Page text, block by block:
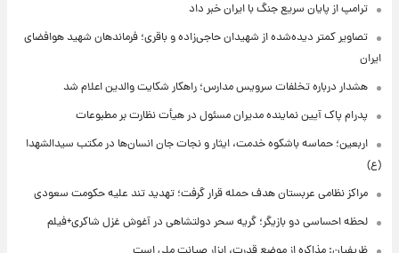
ترامپ از پایان سریع جنگ با ایران خبر داد
تصاویر کمتر دیده‌شده از شهیدان حاجی‌زاده و باقری؛ فرماندهان شهید هوافضای
ایران
هشدار درباره تخلفات سرویس مدارس؛ راهکار شکایت والدین اعلام شد
پدرام پاک آیین نماینده مدیران مسئول در هیأت نظارت بر مطبوعات
اربعین؛ حماسه باشکوه خدمت، ایثار و نجات جان انسان‌ها در مکتب سیدالشهدا
(ع)
مراکز نظامی عربستان هدف حمله قرار گرفت؛ تهدید تند علیه حکومت سعودی
لحظه احساسی دو بازیگر؛ گریه سحر دولتشاهی در آغوش غزل شاکری+فیلم